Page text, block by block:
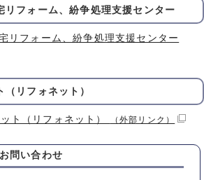
リフォーム、紛争処理支援センター
リフォーム、紛争処理支援センター
（リフォネット）
ト（リフォネット） （外部リンク）
お問い合わせ